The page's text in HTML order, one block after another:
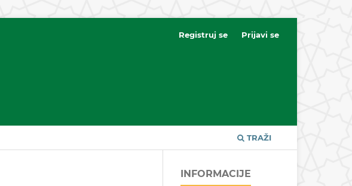
TRAŽI
Registruj se Prijavi se
INFORMACIJE